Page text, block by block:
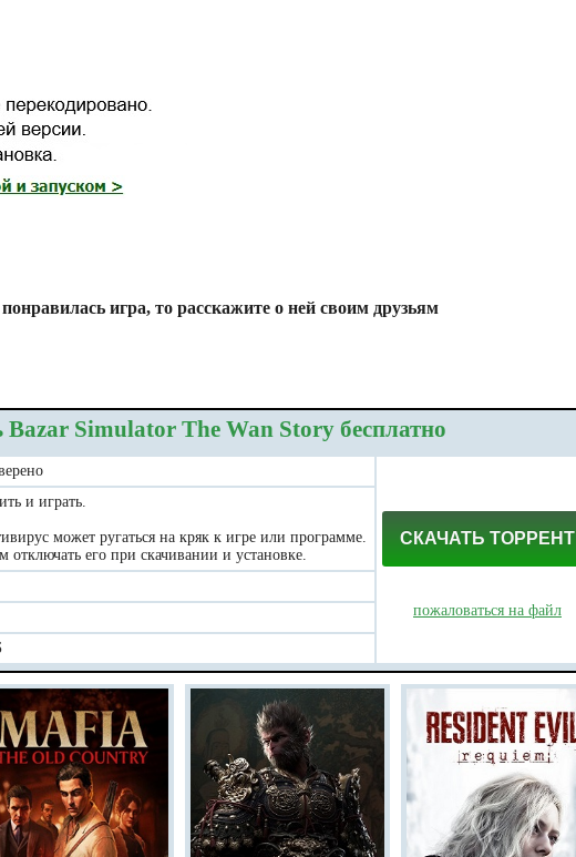
игра, то расскажите о ней своим друзьям
Bazar Simulator The Wan Story бесплатно
СКАЧАТЬ ТОРРЕНТ
пожаловаться на файл
и играть.
может ругаться на кряк к игре или программе.
отключать его при скачивании и установке.